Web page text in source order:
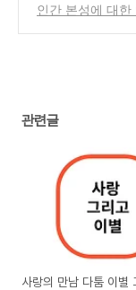
인간 본성에 대한
관련글
사랑의 만남 다툼 이별